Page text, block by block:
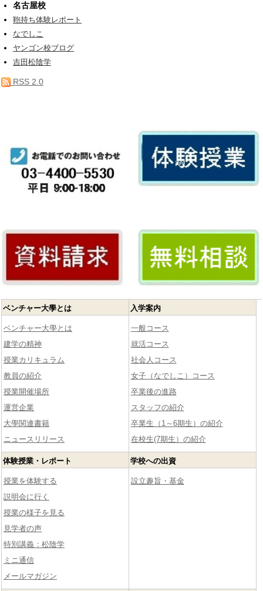
名古屋校
鞄持ち体験レポート
なでしこ
ヤンゴン校ブログ
吉田松陰学
RSS 2.0
ベンチャー大學とは
ベンチャー大學とは
建学の精神
授業カリキュラム
教員の紹介
授業開催場所
運営企業
大學関連書籍
ニュースリリース
入学案内
一般コース
就活コース
社会人コース
女子（なでしこ）コース
卒業後の進路
スタッフの紹介
卒業生（1～6期生）の紹介
在校生(7期生）の紹介
体験授業・レポート
授業を体験する
説明会に行く
授業の様子を見る
見学者の声
特別講義：松陰学
ミニ通信
メールマガジン
学校への出資
設立趣旨・基金